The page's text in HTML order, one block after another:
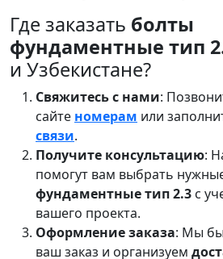
Где заказать болты
фундаментные тип
и Узбекистане?
Свяжитесь с нами:
сайте номерам или
связи.
Получите консультацию:
помогут вам выбрать
фундаментные тип 2.3 с
вашего проекта.
Оформление заказа: Мы
ваш заказ и организуем